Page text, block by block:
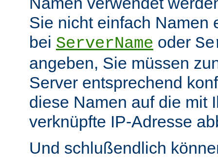
Sie nicht einfach Namen
bei ServerName oder
angeben, Sie müssen
Server entsprechend
diese Namen auf die mit
verknüpfte IP-Adresse
Und schlußendlich